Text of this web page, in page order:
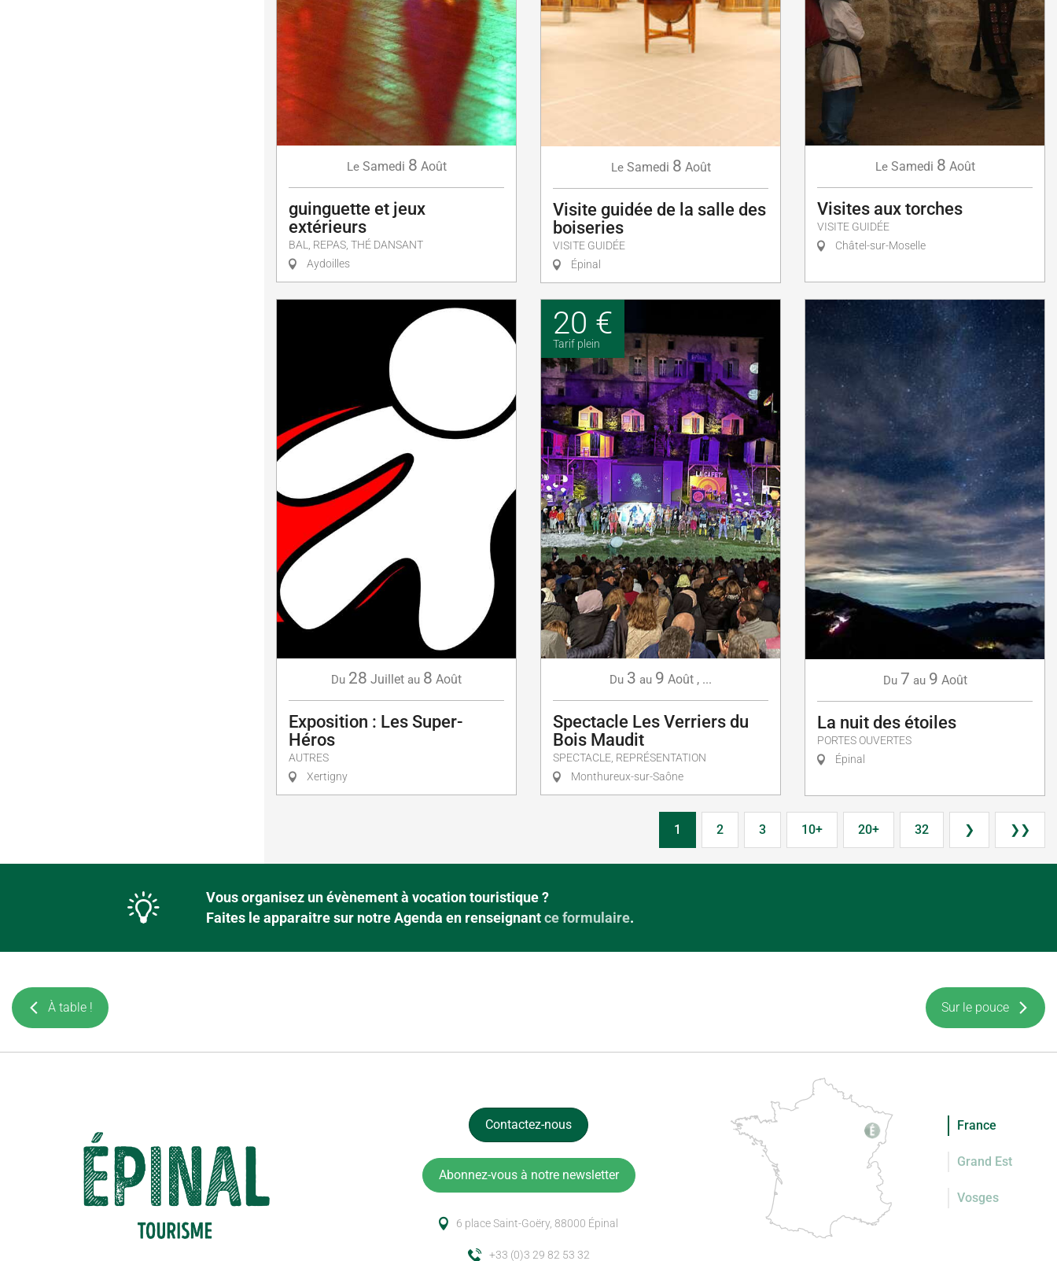
Le Samedi 8 Août
guinguette et jeux
extérieurs
BAL, REPAS, THÉ DANSANT
Aydoilles
Le Samedi 8 Août
Visite guidée de la salle des
boiseries
VISITE GUIDÉE
Épinal
Le Samedi 8 Août
Visites aux torches
VISITE GUIDÉE
Châtel-sur-Moselle
Du 28 Juillet au 8 Août
Exposition : Les Super-
Héros
AUTRES
Xertigny
20 €
Tarif plein
Du 3 au 9 Août , ...
Spectacle Les Verriers du
Bois Maudit
SPECTACLE, REPRÉSENTATION
Monthureux-sur-Saône
Du 7 au 9 Août
La nuit des étoiles
PORTES OUVERTES
Épinal
1 2 3 10+ 20+ 32 ❯ ❯❯
Vous organisez un évènement à vocation touristique ?
Faites le apparaitre sur notre Agenda en renseignantce formulaire.
À table ! Sur le pouce
Contactez-nous
Abonnez-vous à notre newsletter
6 place Saint-Goëry, 88000 Épinal
+33 (0)3 29 82 53 32
France
Grand Est
Vosges